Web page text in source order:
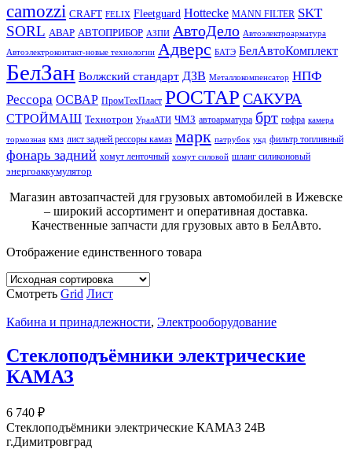
camozzi CRAFT FELIX Fleetguard Hottecke MANN FILTER SKT
SORL АВАР АВТОПРИБОР АЗПИ АвтоДело Автоэлектроарматура
Автоэлектроконтакт-новые технологии Адверс БАТЭ БелАвтоКомплект
БелЗан Волжский стандарт ДЗВ Металлокомпенсатор НПФ
Рессора ОСВАР ПромТехПласт РОСТАР САКУРА
СТРОЙМАШ Технотрон УралАТИ ЧМЗ автоарматура брт гофра камера
тормозная кмз лист задней рессоры камаз марк патрубок укд фильтр топливный
фонарь задний хомут ленточный хомут силовой шланг силиконовый
энергоаккумулятор
Магазин автозапчастей для грузовых автомобилей в Ижевске
– широкий ассортимент и оперативная доставка.
Качественные запчасти для грузовых авто в БелАвто.
Отображение единственного товара
Смотреть Grid Лист
Кабина и принадлежности, Электрооборудование
Стеклоподъёмники электрические
КАМАЗ
6 740 ₽
Стеклоподъёмники электрические КАМАЗ 24В
г.Димитровград